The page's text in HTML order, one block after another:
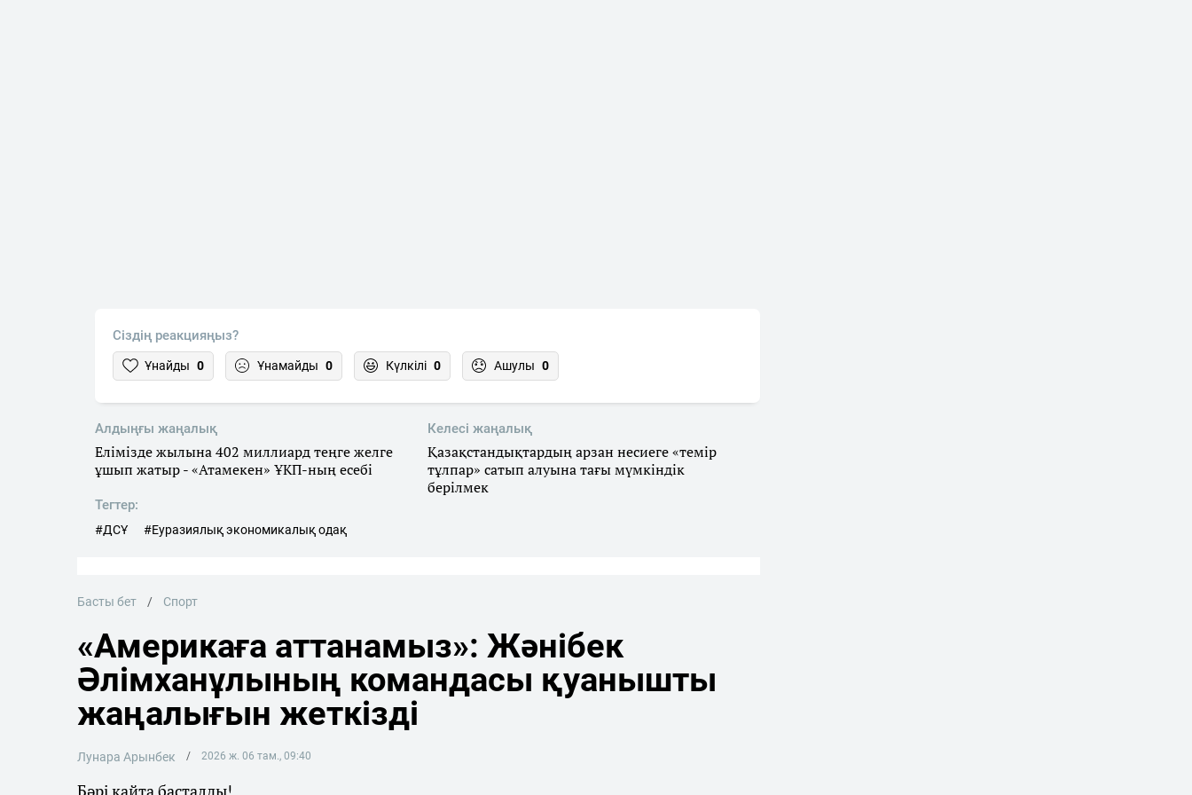
Сіздің реакцияңыз?
Ұнайды 0 Ұнамайды 0 Күлкілі 0 Ашулы 0
Алдыңғы жаңалық
Елімізде жылына 402 миллиард теңге желге
ұшып жатыр - «Атамекен» ҰКП-ның есебі
Келесі жаңалық
Қазақстандықтардың арзан несиеге «темір
тұлпар» сатып алуына тағы мүмкіндік
берілмек
Тегтер:
#ДСҰ #Еуразиялық экономикалық одақ
Басты бет Спорт
«Америкаға аттанамыз»: Жәнібек
Әлімханұлының командасы қуанышты
жаңалығын жеткізді
Лунара Арынбек 2026 ж. 06 там., 09:40
Бәрі қайта басталды!